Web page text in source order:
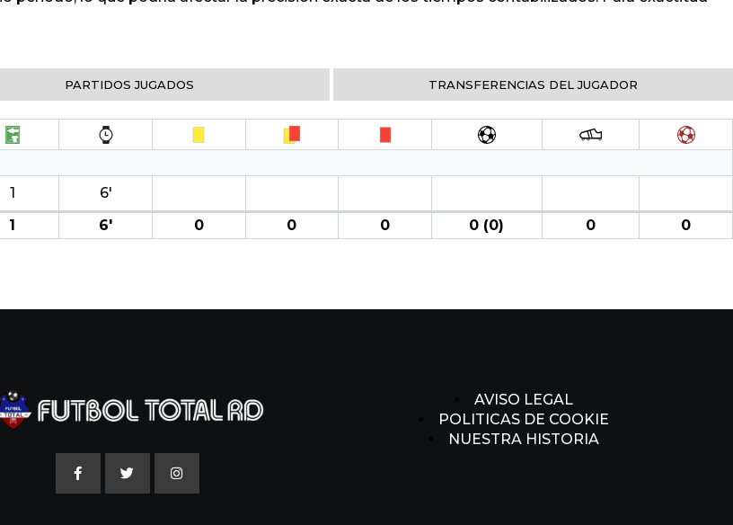
PARTIDOS JUGADOS TRANSFERENCIAS DEL JUGADOR
1
6′
1 6′ 0 0 0 0 (0) 0 0
AVISO LEGAL
POLITICAS DE COOKIE
NUESTRA HISTORIA